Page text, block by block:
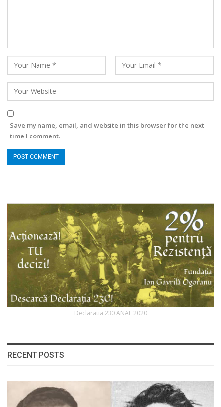
Save my name, email, and website in this browser for the next
time I comment.
Declaratia 230 ANAF 2020
RECENT POSTS